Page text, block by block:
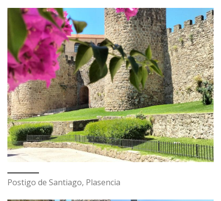
Postigo de Santiago, Plasencia